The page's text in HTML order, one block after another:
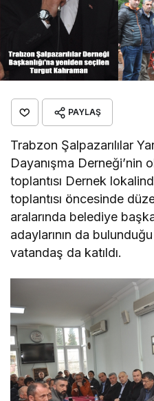
PAYLAŞ
Trabzon Şalpazarılılar
Dayanışma Derneği’nin
toplantısı Dernek
toplantısı öncesinde
aralarında belediye
adaylarının da
vatandaş da katıldı.